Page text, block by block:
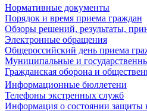
Нормативные документы
Порядок и время приема граждан
Обзоры решений, результаты,
Электронные обращения
Общероссийский день приема
Муниципальные и
Гражданская оборона и
Информационные бюллетени
Телефоны экстренных служб
Информация о состоянии защиты